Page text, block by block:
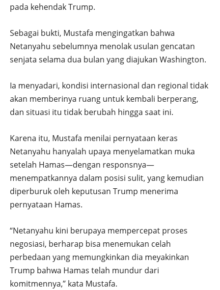
pada kehendak Trump.
Sebagai bukti, Mustafa mengingatkan bahwa
Netanyahu sebelumnya menolak usulan gencatan
senjata selama dua bulan yang diajukan Washington.
Ia menyadari, kondisi internasional dan regional tidak
akan memberinya ruang untuk kembali berperang,
dan situasi itu tidak berubah hingga saat ini.
Karena itu, Mustafa menilai pernyataan keras
Netanyahu hanyalah upaya menyelamatkan muka
setelah Hamas—dengan responsnya—
menempatkannya dalam posisi sulit, yang kemudian
diperburuk oleh keputusan Trump menerima
pernyataan Hamas.
“Netanyahu kini berupaya mempercepat proses
negosiasi, berharap bisa menemukan celah
perbedaan yang memungkinkan dia meyakinkan
Trump bahwa Hamas telah mundur dari
komitmennya,” kata Mustafa.